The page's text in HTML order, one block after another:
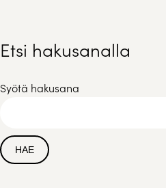
Etsi hakusanalla
Syötä hakusana